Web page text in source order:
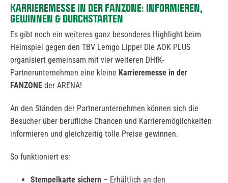
KARRIEREMESSE IN DER FANZONE: INFORMIEREN,
GEWINNEN & DURCHSTARTEN
Es gibt noch ein weiteres ganz besonderes Highlight beim
Heimspiel gegen den TBV Lemgo Lippe! Die AOK PLUS
organisiert gemeinsam mit vier weiteren DHfK-
Partnerunternehmen eine kleine Karrieremesse in der
FANZONE der ARENA!
An den Ständen der Partnerunternehmen können sich die
Besucher über berufliche Chancen und Karrieremöglichkeiten
informieren und gleichzeitig tolle Preise gewinnen.
So funktioniert es:
Stempelkarte sichern – Erhältlich an den